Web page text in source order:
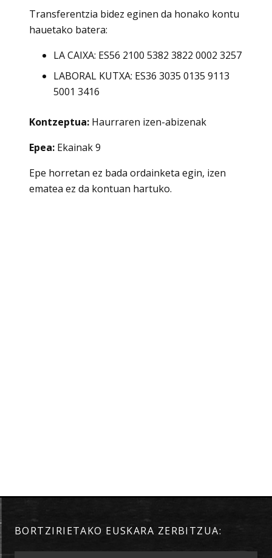
Transferentzia bidez eginen da honako kontu
hauetako batera:
LA CAIXA: ES56 2100 5382 3822 0002 3257
LABORAL KUTXA: ES36 3035 0135 9113
5001 3416
Kontzeptua: Haurraren izen-abizenak
Epea: Ekainak 9
Epe horretan ez bada ordainketa egin, izen
ematea ez da kontuan hartuko.
BORTZIRIETAKO EUSKARA ZERBITZUA: